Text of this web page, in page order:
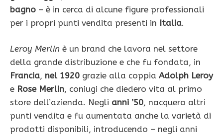
bagno – è in cerca di alcune figure professionali
per i propri punti vendita presenti in Italia.
Leroy Merlin è un brand che lavora nel settore
della grande distribuzione e che fu fondata, in
Francia, nel 1920 grazie alla coppia Adolph Leroy
e Rose Merlin, coniugi che diedero vita al primo
store dell’azienda. Negli anni ’50, nacquero altri
punti vendita e fu aumentata anche la varietà di
prodotti disponibili, introducendo – negli anni